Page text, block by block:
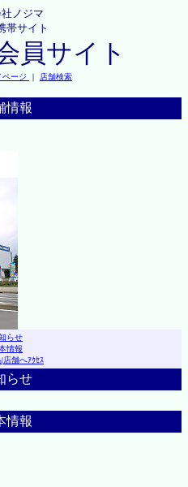
ノジマ
帯サイト
員サイト
ページ ｜ 店舗検索
情報
らせ
情報
|店舗へｱｸｾｽ
らせ
情報